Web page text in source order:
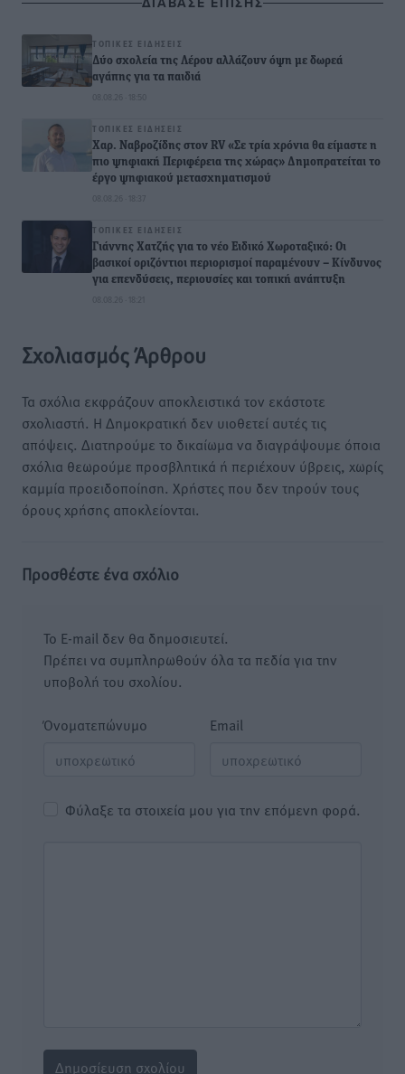
ΤΟΠΙΚΈΣ ΕΙΔΉΣΕΙΣ
Δύο σχολεία της Λέρου αλλάζουν όψη με δωρεά
αγάπης για τα παιδιά
08.08.26 · 18:50
ΤΟΠΙΚΈΣ ΕΙΔΉΣΕΙΣ
Χαρ. Ναβροζίδης στον RV «Σε τρία χρόνια θα είμαστε η
πιο ψηφιακή Περιφέρεια της χώρας» Δημοπρατείται το
έργο ψηφιακού μετασχηματισμού
08.08.26 · 18:37
ΤΟΠΙΚΈΣ ΕΙΔΉΣΕΙΣ
Γιάννης Χατζής για το νέο Ειδικό Χωροταξικό: Οι
βασικοί οριζόντιοι περιορισμοί παραμένουν – Κίνδυνος
για επενδύσεις, περιουσίες και τοπική ανάπτυξη
08.08.26 · 18:21
Σχολιασμός Άρθρου
Τα σχόλια εκφράζουν αποκλειστικά τον εκάστοτε
σχολιαστή. Η Δημοκρατική δεν υιοθετεί αυτές τις
απόψεις. Διατηρούμε το δικαίωμα να διαγράψουμε όποια
σχόλια θεωρούμε προσβλητικά ή περιέχουν ύβρεις, χωρίς
καμμία προειδοποίηση. Χρήστες που δεν τηρούν τους
όρους χρήσης αποκλείονται.
Προσθέστε ένα σχόλιο
Το E-mail δεν θα δημοσιευτεί.
Πρέπει να συμπληρωθούν όλα τα πεδία για την
υποβολή του σχολίου.
Όνοματεπώνυμο Email
Φύλαξε τα στοιχεία μου για την επόμενη φορά.